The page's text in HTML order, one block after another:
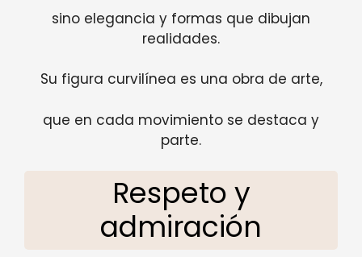
sino elegancia y formas que dibujan
realidades.
Su figura curvilínea es una obra de arte,
que en cada movimiento se destaca y
parte.
Respeto y
admiración